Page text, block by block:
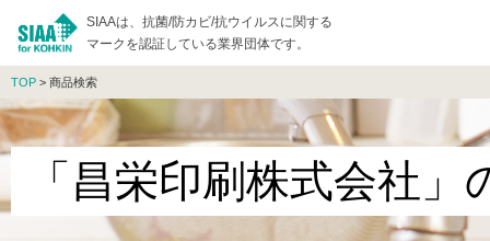
SIAAは、抗菌/防カビ/抗ウイルスに関する
マークを認証している業界団体です。
TOP > 商品検索
「昌栄印刷株式会社」